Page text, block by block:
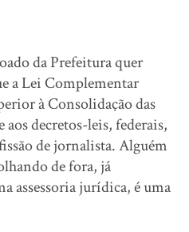
da Prefeitura quer
a Lei Complementar
à Consolidação das
decretos-leis, federais,
de jornalista. Alguém
de fora, já
assessoria jurídica, é uma